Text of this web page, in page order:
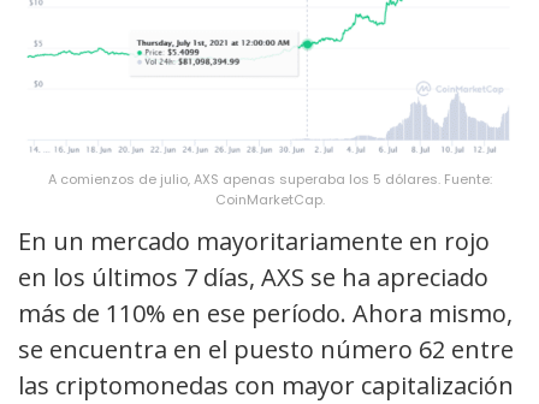
A comienzos de julio, AXS apenas superaba los 5 dólares. Fuente:
CoinMarketCap.
En un mercado mayoritariamente en rojo
en los últimos 7 días, AXS se ha apreciado
más de 110% en ese período. Ahora mismo,
se encuentra en el puesto número 62 entre
las criptomonedas con mayor capitalización